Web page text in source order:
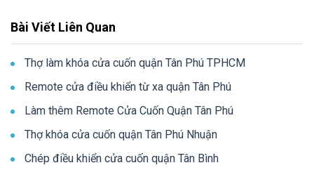
Bài Viết Liên Quan
Thợ làm khóa cửa cuốn quận Tân Phú TPHCM
Remote cửa điều khiển từ xa quận Tân Phú
Làm thêm Remote Cửa Cuốn Quận Tân Phú
Thợ khóa cửa cuốn quận Tân Phú Nhuận
Chép điều khiển cửa cuốn quận Tân Bình